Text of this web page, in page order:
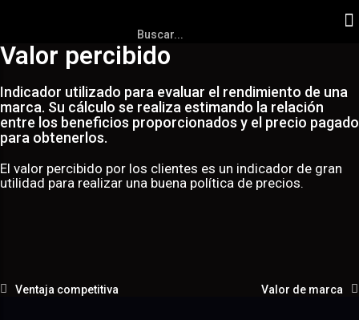
Valor percibido
Indicador utilizado para evaluar el rendimiento de una
marca. Su cálculo se realiza estimando la relación
entre los beneficios proporcionados y el precio pagado
para obtenerlos.
El valor percibido por los clientes es un indicador de gran
utilidad para realizar una buena política de precios.
Ventaja competitiva Valor de marca